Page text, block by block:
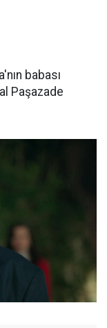
babası
Paşazade